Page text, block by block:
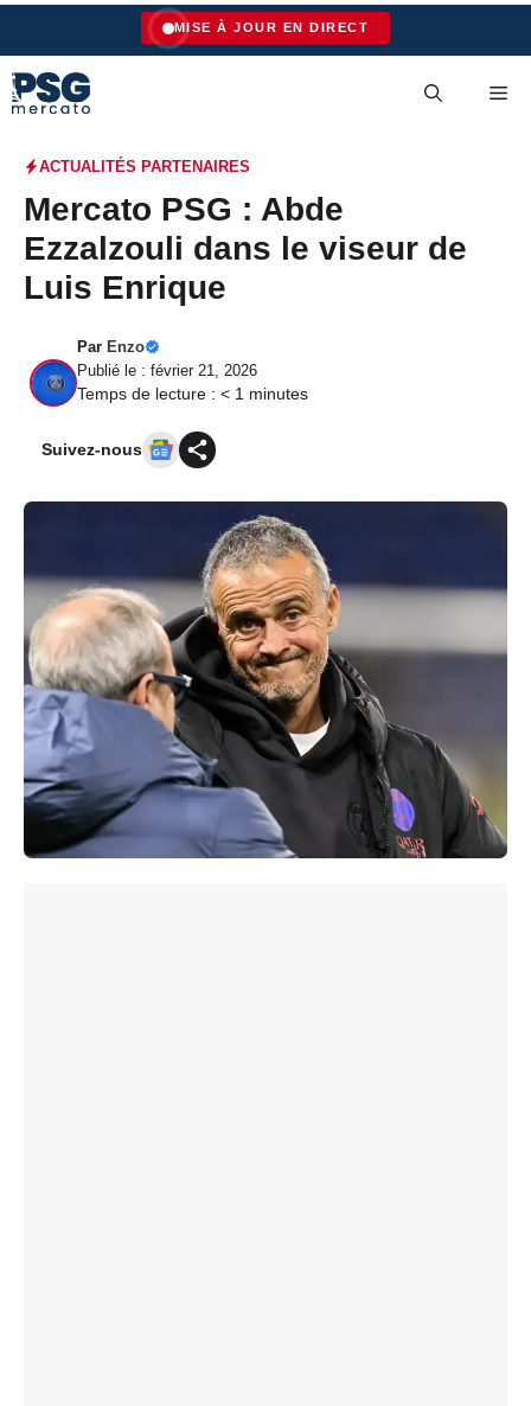
Aller
contenu
MISE À JOUR EN DIRECT
ACTUALITÉS PARTENAIRES
Mercato PSG : Abde
Ezzalzouli dans le viseur de
Luis Enrique
Par Enzo
Publié le : février 21, 2026
Temps de lecture : < 1 minutes
Suivez-nous